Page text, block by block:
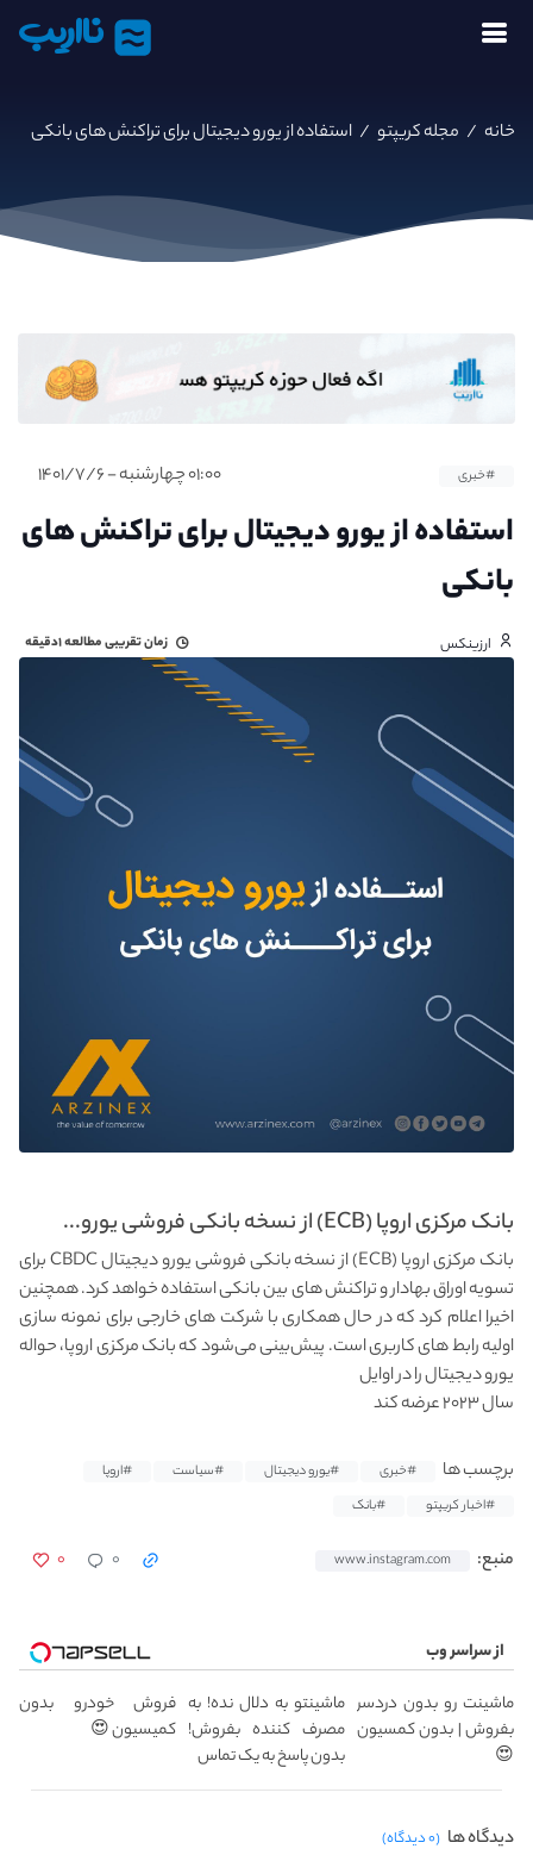
نااریب
خانه / مجله کریپتو / استفاده از یورو دیجیتال برای تراکنش های بانکی
#خبری ۰۱:۰۰ چهارشنبه - ۱۴۰۱/۷/۶
استفاده از یورو دیجیتال برای تراکنش های
بانکی
ارزینکس زمان تقریبی مطالعه۱دقیقه
بانک مرکزی اروپا (ECB) از نسخه بانکی فروشی یورو...
بانک مرکزی اروپا (ECB) از نسخه بانکی فروشی یورو دیجیتال CBDC برای
تسویه اوراق بهادار و تراکنش های بین بانکی استفاده خواهد کرد. همچنین
اخیرا اعلام کرد که در حال همکاری با شرکت های خارجی برای نمونه سازی
اولیه رابط های کاربری است. پیش‌بینی می‌شود که بانک مرکزی اروپا، حواله
یورو دیجیتال را در اوایل
سال ۲۰۲۳ عرضه کند
برچسب ها #خبری #یورو دیجیتال #سیاست
#اروپا
#اخبار کریپتو
#بانک
منبع: www.instagram.com ۰ ۰
از سراسر وب
ماشینت رو بدون دردسر
بفروش | بدون کمسیون
😍
ماشینتو به دلال نده! به
مصرف کننده بفروش!
بدون پاسخ به یک تماس
فروش خودرو بدون
کمیسیون 😍
دیدگاه ها (۰ دیدگاه)